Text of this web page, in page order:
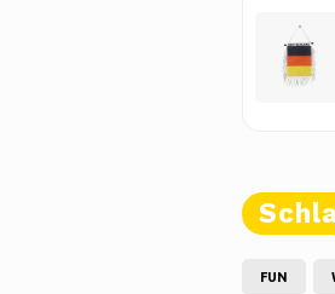
FUN